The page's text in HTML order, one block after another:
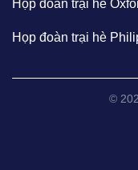
Họp đoàn trại hè
Họp đoàn trại hè
©